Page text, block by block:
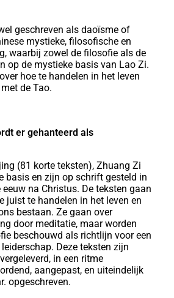
geschreven als daoïsme of
mystieke, filosofische en
waarbij zowel de filosofie als de
op de mystieke basis van Lao Zi.
hoe te handelen in het leven
de Tao.
er gehanteerd als
(81 korte teksten), Zhuang Zi
basis en zijn op schrift gesteld in
eeuw na Christus. De teksten gaan
juist te handelen in het leven en
bestaan. Ze gaan over
door meditatie, maar worden
beschouwd als richtlijn voor een
Deze teksten zijn
in een ritme
aangepast, en uiteindelijk
opgeschreven.